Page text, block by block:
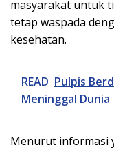
masyarakat untuk
tetap waspada
kesehatan.
READ Pulpis
Meninggal Dunia
Menurut informasi